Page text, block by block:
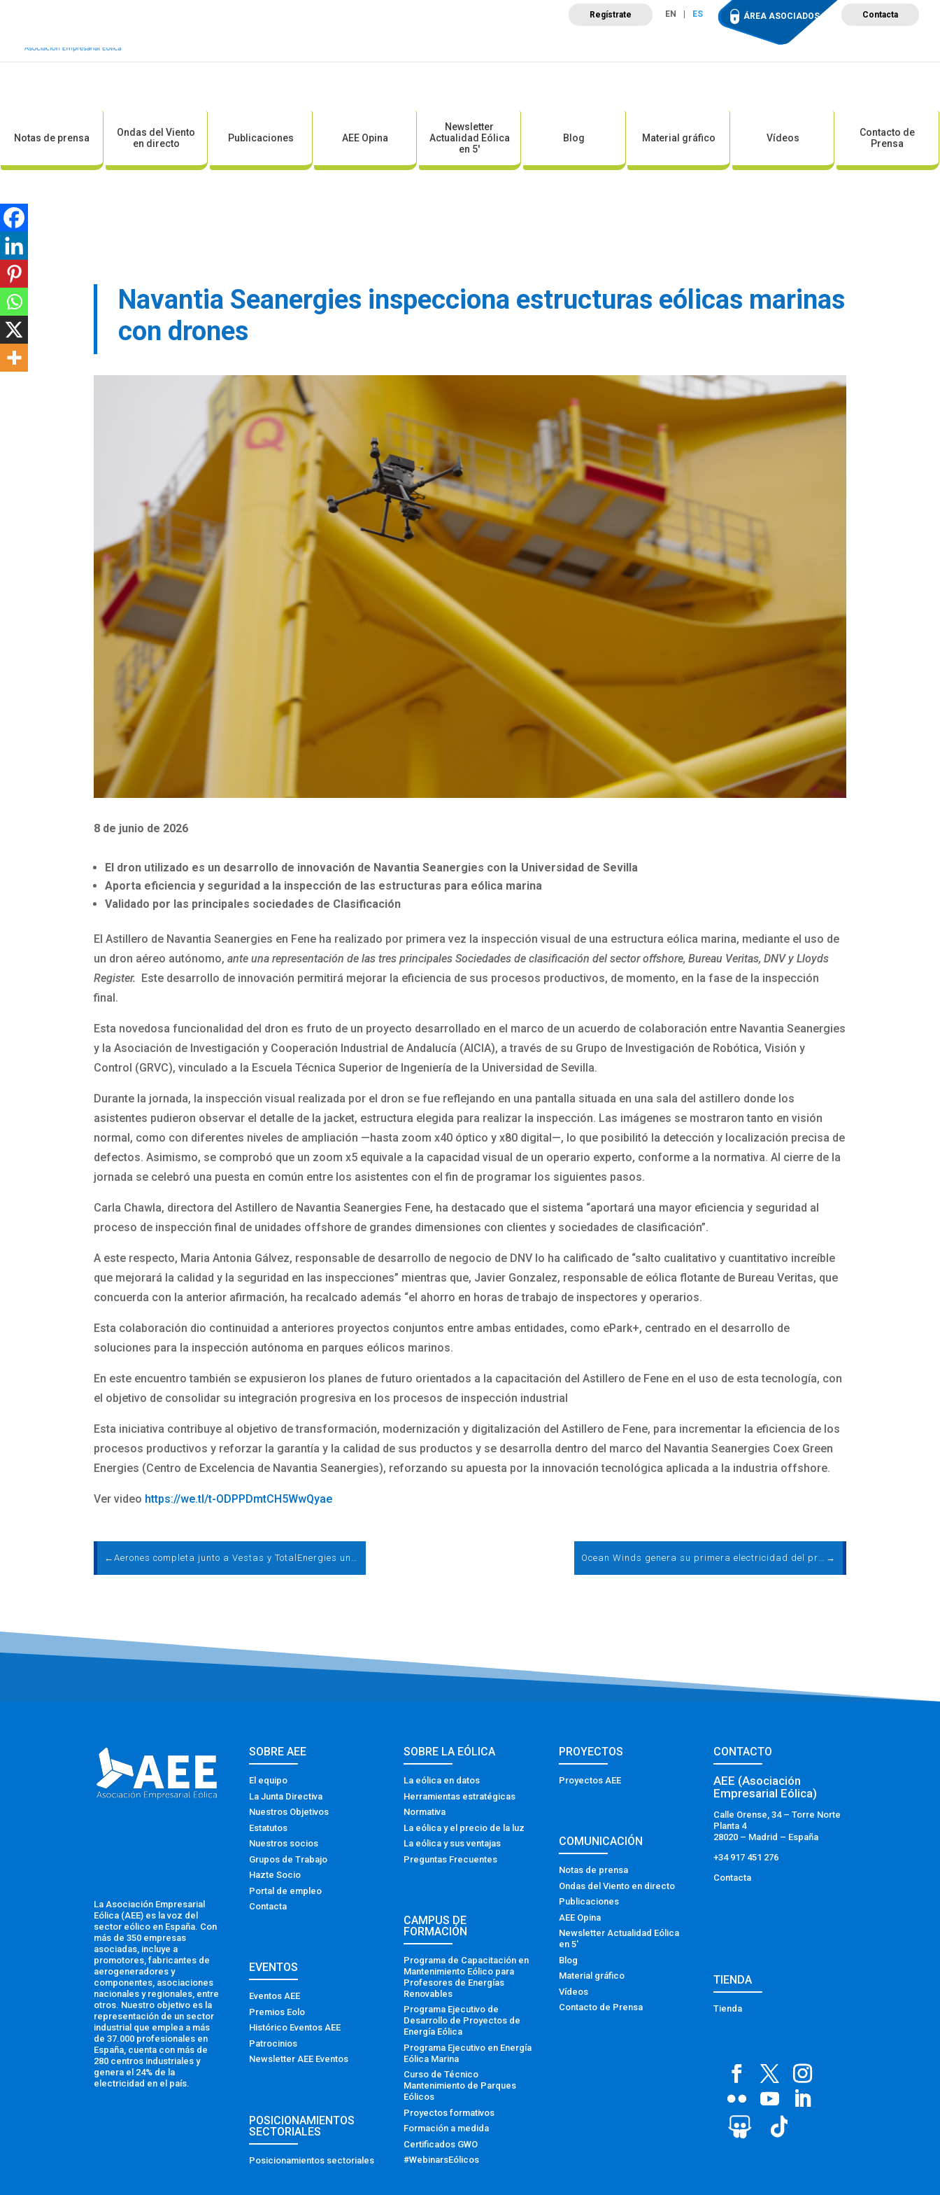
Regístrate EN ES ÁREA ASOCIADOS Contacta
Campus de Formación
Notas de prensa
Ondas del Viento
en directo
Publicaciones AEE Opina
Newsletter
Actualidad Eólica
en 5′
Blog Material gráfico Vídeos
Contacto de
Prensa
Navantia Seanergies inspecciona estructuras eólicas marinas
con drones
8 de junio de 2026
El dron utilizado es un desarrollo de innovación de Navantia Seanergies con la Universidad de Sevilla
Aporta eficiencia y seguridad a la inspección de las estructuras para eólica marina
Validado por las principales sociedades de Clasificación
El Astillero de Navantia Seanergies en Fene ha realizado por primera vez la inspección visual de una estructura eólica marina, mediante el uso de
un dron aéreo autónomo,ante una representación de las tres principales Sociedades de clasificación del sector offshore, Bureau Veritas, DNV y Lloyds
Register.
Este desarrollo de innovación permitirá mejorar la eficiencia de sus procesos productivos, de momento, en la fase de la inspección
final.
Esta novedosa funcionalidad del dron es fruto de un proyecto desarrollado en el marco de un acuerdo de colaboración entre Navantia Seanergies
y la Asociación de Investigación y Cooperación Industrial de Andalucía (AICIA), a través de su Grupo de Investigación de Robótica, Visión y
Control (GRVC), vinculado a la Escuela Técnica Superior de Ingeniería de la Universidad de Sevilla.
Durante la jornada, la inspección visual realizada por el dron se fue reflejando en una pantalla situada en una sala del astillero donde los
asistentes pudieron observar el detalle de la jacket, estructura elegida para realizar la inspección. Las imágenes se mostraron tanto en visión
normal, como con diferentes niveles de ampliación —hasta zoom x40 óptico y x80 digital—, lo que posibilitó la detección y localización precisa de
defectos. Asimismo, se comprobó que un zoom x5 equivale a la capacidad visual de un operario experto, conforme a la normativa. Al cierre de la
jornada se celebró una puesta en común entre los asistentes con el fin de programar los siguientes pasos.
Carla Chawla, directora del Astillero de Navantia Seanergies Fene, ha destacado que el sistema “aportará una mayor eficiencia y seguridad al
proceso de inspección final de unidades offshore de grandes dimensiones con clientes y sociedades de clasificación”.
A este respecto, Maria Antonia Gálvez, responsable de desarrollo de negocio de DNV lo ha calificado de “salto cualitativo y cuantitativo increíble
que mejorará la calidad y la seguridad en las inspecciones” mientras que, Javier Gonzalez, responsable de eólica flotante de Bureau Veritas, que
concuerda con la anterior afirmación, ha recalcado además “el ahorro en horas de trabajo de inspectores y operarios.
Esta colaboración dio continuidad a anteriores proyectos conjuntos entre ambas entidades, como ePark+, centrado en el desarrollo de
soluciones para la inspección autónoma en parques eólicos marinos.
En este encuentro también se expusieron los planes de futuro orientados a la capacitación del Astillero de Fene en el uso de esta tecnología, con
el objetivo de consolidar su integración progresiva en los procesos de inspección industrial
Esta iniciativa contribuye al objetivo de transformación, modernización y digitalización del Astillero de Fene, para incrementar la eficiencia de los
procesos productivos y reforzar la garantía y la calidad de sus productos y se desarrolla dentro del marco del Navantia Seanergies Coex Green
Energies (Centro de Excelencia de Navantia Seanergies), reforzando su apuesta por la innovación tecnológica aplicada a la industria offshore.
Ver video https://we.tl/t-ODPPDmtCH5WwQyae
← →
La Asociación Empresarial
Eólica (AEE) es la voz del
sector eólico en España. Con
más de 350 empresas
asociadas, incluye a
promotores, fabricantes de
aerogeneradores y
componentes, asociaciones
nacionales y regionales, entre
otros. Nuestro objetivo es la
representación de un sector
industrial que emplea a más
de 37.000 profesionales en
España, cuenta con más de
280 centros industriales y
genera el 24% de la
electricidad en el país.
SOBRE AEE
El equipo
La Junta Directiva
Nuestros Objetivos
Estatutos
Nuestros socios
Grupos de Trabajo
Hazte Socio
Portal de empleo
Contacta
EVENTOS
Eventos AEE
Premios Eolo
Histórico Eventos AEE
Patrocinios
Newsletter AEE Eventos
POSICIONAMIENTOS
SECTORIALES
Posicionamientos sectoriales
SOBRE LA EÓLICA
La eólica en datos
Herramientas estratégicas
Normativa
La eólica y el precio de la luz
La eólica y sus ventajas
Preguntas Frecuentes
CAMPUS DE
FORMACIÓN
Programa de Capacitación en
Mantenimiento Eólico para
Profesores de Energías
Renovables
Programa Ejecutivo de
Desarrollo de Proyectos de
Energía Eólica
Programa Ejecutivo en Energía
Eólica Marina
Curso de Técnico
Mantenimiento de Parques
Eólicos
Proyectos formativos
Formación a medida
Certificados GWO
#WebinarsEólicos
PROYECTOS
Proyectos AEE
COMUNICACIÓN
Notas de prensa
Ondas del Viento en directo
Publicaciones
AEE Opina
Newsletter Actualidad Eólica
en 5′
Blog
Material gráfico
Vídeos
Contacto de Prensa
CONTACTO
AEE (Asociación
Empresarial Eólica)
Calle Orense, 34 – Torre Norte
Planta 4
28020 – Madrid – España
+34 917 451 276
Contacta
TIENDA
Tienda